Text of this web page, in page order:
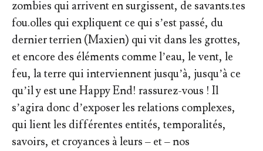
zombies qui arrivent en surgissent, de savants.tes
fou.olles qui expliquent ce qui s’est passé, du
dernier terrien (Maxien) qui vit dans les grottes,
et encore des éléments comme l’eau, le vent, le
feu, la terre qui interviennent jusqu’à, jusqu’à ce
qu’il y est une Happy End! rassurez-vous ! Il
s’agira donc d’exposer les relations complexes,
qui lient les différentes entités, temporalités,
savoirs, et croyances à leurs – et – nos